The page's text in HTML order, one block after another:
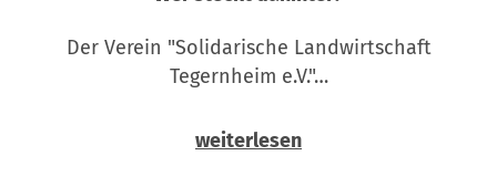
Der Verein "Solidarische Landwirtschaft
Tegernheim e.V."…
weiterlesen